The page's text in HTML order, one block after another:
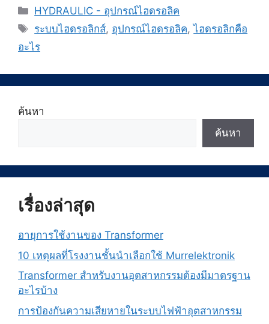
Categories
HYDRAULIC - อุปกรณ์ไฮดรอลิค
Tags
ระบบไฮดรอลิกส์, อุปกรณ์ไฮดรอลิค,ไฮดรอลิกคือ
อะไร
ค้นหา
ค้นหา
เรื่องล่าสุด
อายุการใช้งานของ Transformer
10 เหตุผลที่โรงงานชั้นนำเลือกใช้ Murrelektronik
Transformer สำหรับงานอุตสาหกรรมต้องมีมาตรฐาน
อะไรบ้าง
การป้องกันความเสียหายในระบบไฟฟ้าอุตสาหกรรม